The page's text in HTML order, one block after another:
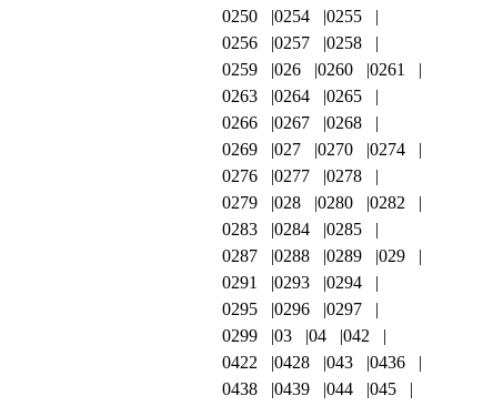
0250
0254
0255
0256
0257
0258
0259
026 0260
0261
0263
0264
0265
0266
0267
0268
0269
027 0270
0274
0276
0277
0278
0279
028 0280
0282
0283
0284
0285
0287
0288 0289
029
0291
0293
0294
0295
0296
0297
0299
03 04
042
0422
0428 043
0436
0438
0439 044
045